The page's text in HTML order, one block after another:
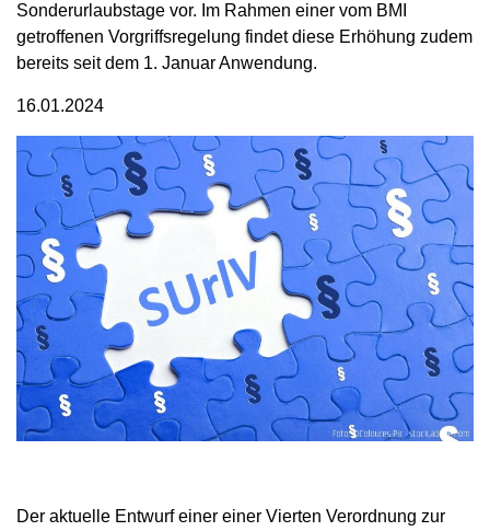
Sonderurlaubstage vor. Im Rahmen einer vom BMI
getroffenen Vorgriffsregelung findet diese Erhöhung zudem
bereits seit dem 1. Januar Anwendung.
16.01.2024
Der aktuelle Entwurf einer einer Vierten Verordnung zur